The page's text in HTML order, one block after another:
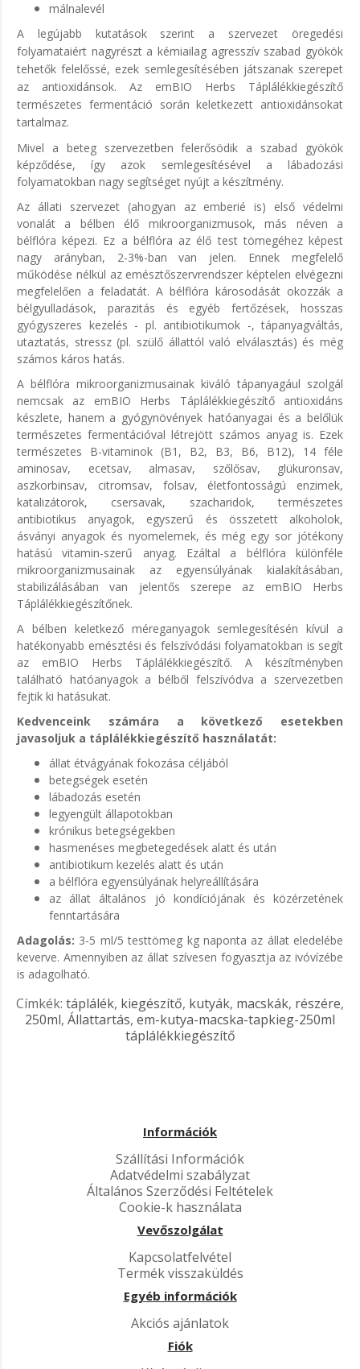
málnalevél
A legújabb kutatások szerint a szervezet öregedési
folyamataiért nagyrészt a kémiailag agresszív szabad gyökök
tehetők felelőssé, ezek semlegesítésében játszanak szerepet
az antioxidánsok. Az emBIO Herbs Táplálékkiegészítő
természetes fermentáció során keletkezett antioxidánsokat
tartalmaz.
Mivel a beteg szervezetben felerősödik a szabad gyökök
képződése, így azok semlegesítésével a lábadozási
folyamatokban nagy segítséget nyújt a készítmény.
Az állati szervezet (ahogyan az emberié is) első védelmi
vonalát a bélben élő mikroorganizmusok, más néven a
bélflóra képezi. Ez a bélflóra az élő test tömegéhez képest
nagy arányban, 2-3%-ban van jelen. Ennek megfelelő
működése nélkül az emésztőszervrendszer képtelen elvégezni
megfelelően a feladatát. A bélflóra károsodását okozzák a
bélgyulladások, parazitás és egyéb fertőzések, hosszas
gyógyszeres kezelés - pl. antibiotikumok -, tápanyagváltás,
utaztatás, stressz (pl. szülő állattól való elválasztás) és még
számos káros hatás.
A bélflóra mikroorganizmusainak kiváló tápanyagául szolgál
nemcsak az emBIO Herbs Táplálékkiegészítő antioxidáns
készlete, hanem a gyógynövények hatóanyagai és a belőlük
természetes fermentációval létrejött számos anyag is. Ezek
természetes B-vitaminok (B1, B2, B3, B6, B12), 14 féle
aminosav, ecetsav, almasav, szőlősav, glükuronsav,
aszkorbinsav, citromsav, folsav, életfontosságú enzimek,
katalizátorok, csersavak, szacharidok, természetes
antibiotikus anyagok, egyszerű és összetett alkoholok,
ásványi anyagok és nyomelemek, és még egy sor jótékony
hatású vitamin-szerű anyag. Ezáltal a bélflóra különféle
mikroorganizmusainak az egyensúlyának kialakításában,
stabilizálásában van jelentős szerepe az emBIO Herbs
Táplálékkiegészítőnek.
A bélben keletkező méreganyagok semlegesítésén kívül a
hatékonyabb emésztési és felszívódási folyamatokban is segít
az emBIO Herbs Táplálékkiegészítő. A készítményben
található hatóanyagok a bélből felszívódva a szervezetben
fejtik ki hatásukat.
Kedvenceink számára a következő esetekben
javasoljuk a táplálékkiegészítő használatát:
állat étvágyának fokozása céljából
betegségek esetén
lábadozás esetén
legyengült állapotokban
krónikus betegségekben
hasmenéses megbetegedések alatt és után
antibiotikum kezelés alatt és után
a bélflóra egyensúlyának helyreállítására
az állat általános jó kondíciójának és közérzetének
fenntartására
Adagolás: 3-5 ml/5 testtömeg kg naponta az állat eledelébe
keverve. Amennyiben az állat szívesen fogyasztja az ivóvízébe
is adagolható.
Címkék: táplálék, kiegészítő, kutyák, macskák, részére,
250ml, Állattartás, em-kutya-macska-tapkieg-250ml
táplálékkiegészítő
Információk
Szállítási Információk
Adatvédelmi szabályzat
Általános Szerződési Feltételek
Cookie-k használata
Vevőszolgálat
Kapcsolatfelvétel
Termék visszaküldés
Egyéb információk
Akciós ajánlatok
Fiók